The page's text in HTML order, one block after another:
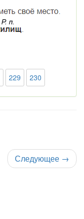
229 230
Следующее →